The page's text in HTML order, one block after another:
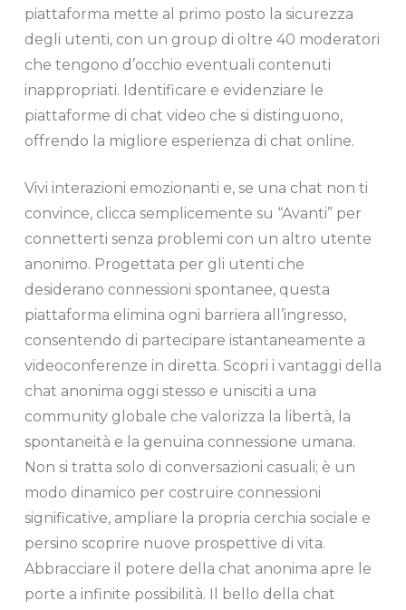
piattaforma mette al primo posto la sicurezza
degli utenti, con un group di oltre 40 moderatori
che tengono d’occhio eventuali contenuti
inappropriati. Identificare e evidenziare le
piattaforme di chat video che si distinguono,
offrendo la migliore esperienza di chat online.
Vivi interazioni emozionanti e, se una chat non ti
convince, clicca semplicemente su “Avanti” per
connetterti senza problemi con un altro utente
anonimo. Progettata per gli utenti che
desiderano connessioni spontanee, questa
piattaforma elimina ogni barriera all’ingresso,
consentendo di partecipare istantaneamente a
videoconferenze in diretta. Scopri i vantaggi della
chat anonima oggi stesso e unisciti a una
community globale che valorizza la libertà, la
spontaneità e la genuina connessione umana.
Non si tratta solo di conversazioni casuali; è un
modo dinamico per costruire connessioni
significative, ampliare la propria cerchia sociale e
persino scoprire nuove prospettive di vita.
Abbracciare il potere della chat anonima apre le
porte a infinite possibilità. Il bello della chat